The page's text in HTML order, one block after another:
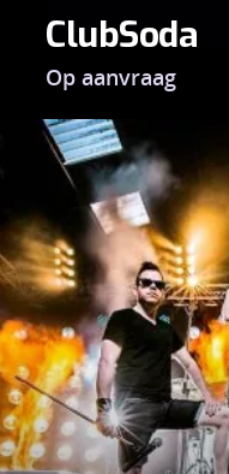
ClubSoda
Op aanvraag